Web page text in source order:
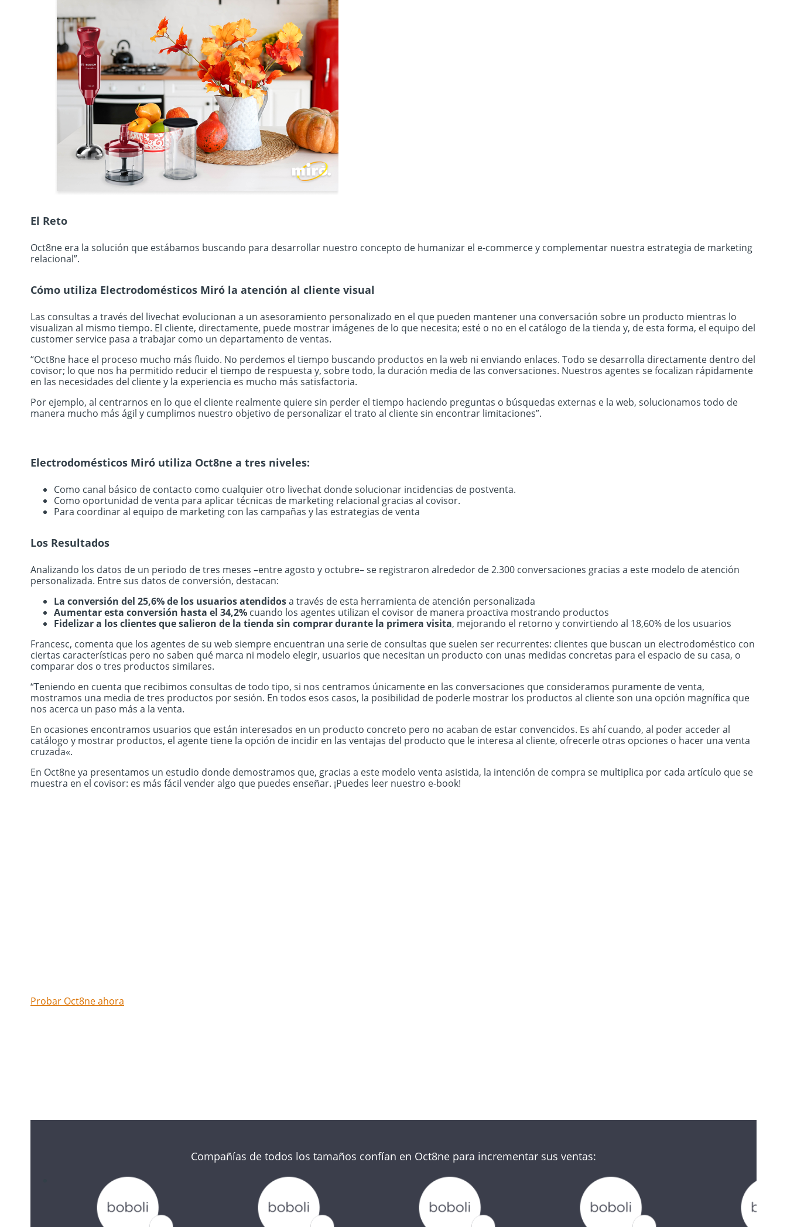
El Reto
Oct8ne era la solución que estábamos buscando para desarrollar nuestro concepto de humanizar el e-commerce y complementar nuestra estrategia de marketing
relacional”.
Cómo utiliza Electrodomésticos Miró la atención al cliente visual
Las consultas a través del livechat evolucionan a un asesoramiento personalizado en el que pueden mantener una conversación sobre un producto mientras lo
visualizan al mismo tiempo. El cliente, directamente, puede mostrar imágenes de lo que necesita; esté o no en el catálogo de la tienda y, de esta forma, el equipo del
customer service pasa a trabajar como un departamento de ventas.
“Oct8ne hace el proceso mucho más fluido. No perdemos el tiempo buscando productos en la web ni enviando enlaces. Todo se desarrolla directamente dentro del
covisor; lo que nos ha permitido reducir el tiempo de respuesta y, sobre todo, la duración media de las conversaciones. Nuestros agentes se focalizan rápidamente
en las necesidades del cliente y la experiencia es mucho más satisfactoria.
Por ejemplo, al centrarnos en lo que el cliente realmente quiere sin perder el tiempo haciendo preguntas o búsquedas externas e la web, solucionamos todo de
manera mucho más ágil y cumplimos nuestro objetivo de personalizar el trato al cliente sin encontrar limitaciones”.
Electrodomésticos Miró utiliza Oct8ne a tres niveles:
Como canal básico de contacto como cualquier otro livechat donde solucionar incidencias de postventa.
Como oportunidad de venta para aplicar técnicas de marketing relacional gracias al covisor.
Para coordinar al equipo de marketing con las campañas y las estrategias de venta
Los Resultados
Analizando los datos de un periodo de tres meses –entre agosto y octubre– se registraron alrededor de 2.300 conversaciones gracias a este modelo de atención
personalizada. Entre sus datos de conversión, destacan:
La conversión del 25,6% de los usuarios atendidosa través de esta herramienta de atención personalizada
Aumentar esta conversión hasta el 34,2% cuando los agentes utilizan el covisor de manera proactiva mostrando productos
Fidelizar a los clientes que salieron de la tienda sin comprar durante la primera visita, mejorando el retorno y convirtiendo al 18,60% de los usuarios
Francesc, comenta que los agentes de su web siempre encuentran una serie de consultas que suelen ser recurrentes: clientes que buscan un electrodoméstico con
ciertas características pero no saben qué marca ni modelo elegir, usuarios que necesitan un producto con unas medidas concretas para el espacio de su casa, o
comparar dos o tres productos similares.
“Teniendo en cuenta que recibimos consultas de todo tipo, si nos centramos únicamente en las conversaciones que consideramos puramente de venta,
mostramos una media de tres productos por sesión. En todos esos casos, la posibilidad de poderle mostrar los productos al cliente son una opción magnífica que
nos acerca un paso más a la venta.
En ocasiones encontramos usuarios que están interesados en un producto concreto pero no acaban de estar convencidos. Es ahí cuando, al poder acceder al
catálogo y mostrar productos, el agente tiene la opción de incidir en las ventajas del producto que le interesa al cliente, ofrecerle otras opciones o hacer una venta
cruzada«.
En Oct8ne ya presentamos un estudio donde demostramos que, gracias a este modelo venta asistida, la intención de compra se multiplica por cada artículo que se
muestra en el covisor: es más fácil vender algo que puedes enseñar. ¡Puedes leer nuestro e-book!
Probar Oct8ne ahora
Compañías de todos los tamaños confían en Oct8ne para incrementar sus ventas: